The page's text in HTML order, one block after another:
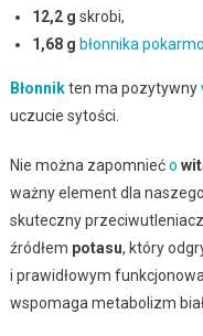
12,2 g skrobi,
1,68 g błonnika
Błonnikten ma pozytywny
uczucie sytości.
Nie można zapomniećo
ważny element dla
skuteczny
źródłem potasu, który
i prawidłowym
wspomaga metabolizm